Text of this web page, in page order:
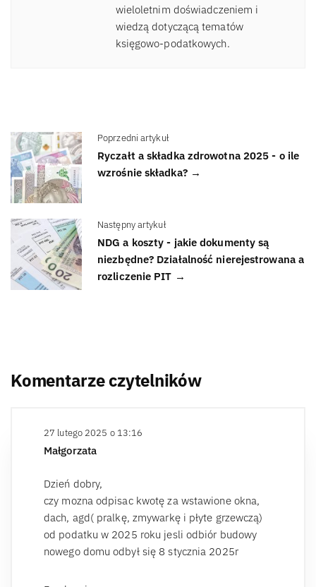
wieloletnim doświadczeniem i
wiedzą dotyczącą tematów
księgowo-podatkowych.
Poprzedni artykuł
Ryczałt a składka zdrowotna 2025 - o ile
wzrośnie składka? →
Następny artykuł
NDG a koszty - jakie dokumenty są
niezbędne? Działalność nierejestrowana a
rozliczenie PIT →
Komentarze czytelników
27 lutego 2025 o 13:16
Małgorzata
Dzień dobry,
czy mozna odpisac kwotę za wstawione okna,
dach, agd( pralkę, zmywarkę i płyte grzewczą)
od podatku w 2025 roku jesli odbiór budowy
nowego domu odbył się 8 stycznia 2025r